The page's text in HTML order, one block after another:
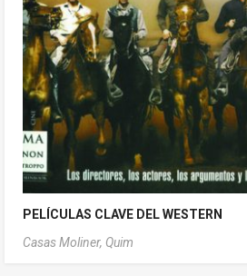
PELÍCULAS CLAVE DEL WESTERN
Casas Moliner, Quim